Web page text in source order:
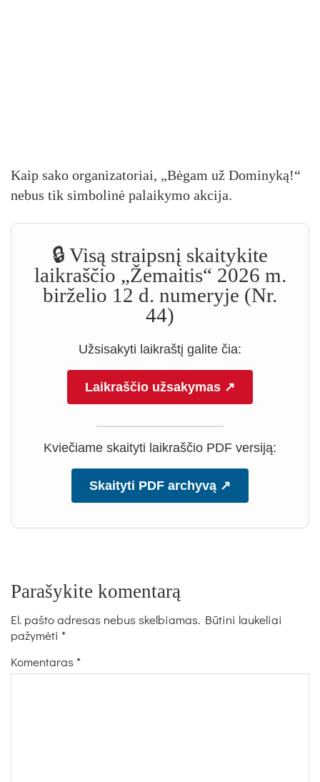
Kaip sa­ko or­ga­ni­za­to­riai, „Bė­gam už Do­mi­ny­ką!“
ne­bus tik sim­bo­li­nė pa­lai­ky­mo ak­ci­ja.
🔒 Visą straipsnį skaitykite
laikraščio „Žemaitis“ 2026 m.
birželio 12 d. numeryje (Nr.
44)
Užsisakyti laikraštį galite čia:
Laikraščio užsakymas ↗
Kviečiame skaityti laikraščio PDF versiją:
Skaityti PDF archyvą ↗
Parašykite komentarą
El. pašto adresas nebus skelbiamas. Būtini laukeliai
pažymėti *
Komentaras*